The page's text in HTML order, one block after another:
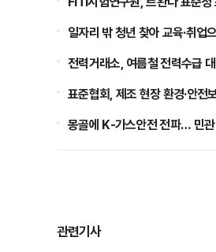
일자리 밖 청년 찾아 교육·취
전력거래소, 여름철 전력수급
표준협회, 제조 현장 환경·안전
몽골에 K-가스안전 전파… 민
관련기사